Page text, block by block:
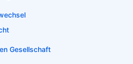
Gesellschaft